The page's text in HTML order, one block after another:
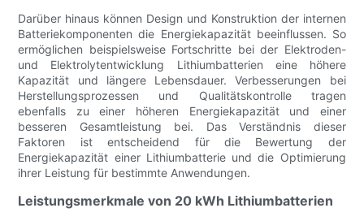
Darüber hinaus können Design und Konstruktion der internen
Batteriekomponenten die Energiekapazität beeinflussen. So
ermöglichen beispielsweise Fortschritte bei der Elektroden-
und Elektrolytentwicklung Lithiumbatterien eine höhere
Kapazität und längere Lebensdauer. Verbesserungen bei
Herstellungsprozessen und Qualitätskontrolle tragen
ebenfalls zu einer höheren Energiekapazität und einer
besseren Gesamtleistung bei. Das Verständnis dieser
Faktoren ist entscheidend für die Bewertung der
Energiekapazität einer Lithiumbatterie und die Optimierung
ihrer Leistung für bestimmte Anwendungen.
Leistungsmerkmale von 20 kWh Lithiumbatterien